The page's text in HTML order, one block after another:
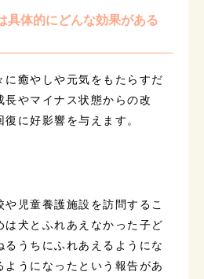
具体的にどんな効果がある
に癒やしや元気をもたらすだ
長やマイナス状態からの改
に好影響を与えます。
児童養護施設を訪問するこ
は犬とふれあえなかった子ど
るうちにふれあえるようにな
ようになったという報告があ